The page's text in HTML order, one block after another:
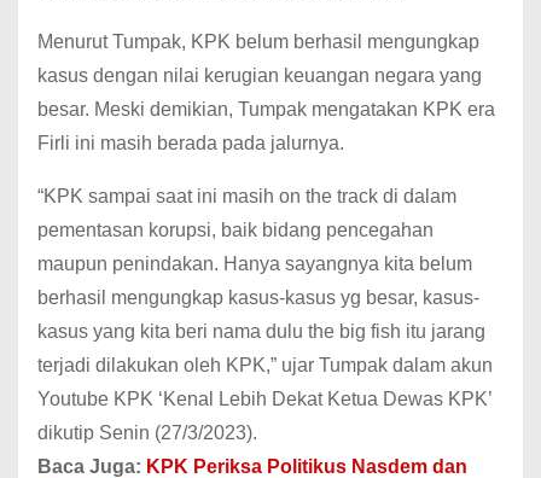
Menurut Tumpak, KPK belum berhasil mengungkap
kasus dengan nilai kerugian keuangan negara yang
besar. Meski demikian, Tumpak mengatakan KPK era
Firli ini masih berada pada jalurnya.
“KPK sampai saat ini masih on the track di dalam
pementasan korupsi, baik bidang pencegahan
maupun penindakan. Hanya sayangnya kita belum
berhasil mengungkap kasus-kasus yg besar, kasus-
kasus yang kita beri nama dulu the big fish itu jarang
terjadi dilakukan oleh KPK,” ujar Tumpak dalam akun
Youtube KPK ‘Kenal Lebih Dekat Ketua Dewas KPK’
dikutip Senin (27/3/2023).
Baca Juga: KPK Periksa Politikus Nasdem dan